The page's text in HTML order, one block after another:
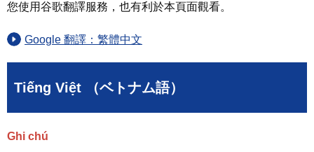
您使用谷歌翻譯服務，也有利於本頁面觀看。
Google 翻譯：繁體中文
Tiếng Việt （ベトナム語）
Ghi chú